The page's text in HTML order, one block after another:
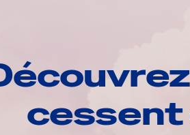
cessent